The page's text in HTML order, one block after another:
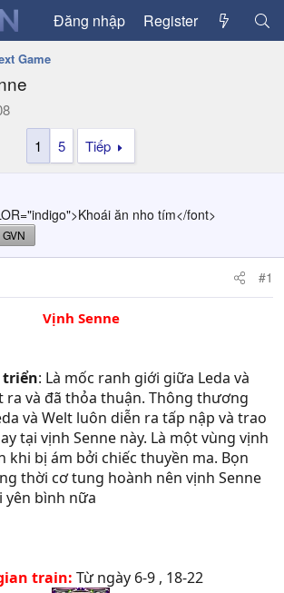
Đăng nhập Register
Game
1
5 Tiếp
ăn nho tím</font>
#1
Vịnh Senne​
triển: Là mốc ranh giới giữa Leda và
ra và đã thỏa thuận. Thông thương
và Welt luôn diễn ra tấp nập và trao
tại vịnh Senne này. Là một vùng vịnh
khi bị ám bởi chiếc thuyền ma. Bọn
thời cơ tung hoành nên vịnh Senne
yên bình nữa
train: Từ ngày 6-9 , 18-22